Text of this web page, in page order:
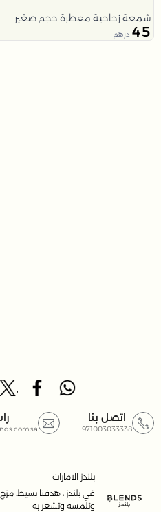
شمعة زجاجية معطرة حجم صغير
45 درهم
اتصل بنا
971003033338
بلندز الامارات
في بلندز ، هدفنا بسيط:
وتلمسه وتشعر به